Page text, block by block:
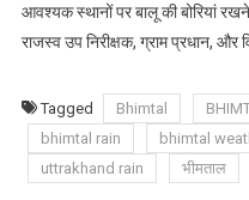
आवश्यक स्थानों पर बालू की बोरियां
राजस्व उप निरीक्षक, ग्राम प्रधान, और
Tagged Bhimtal
bhimtal rain
bhimtal
uttrakhand rain
भीमताल